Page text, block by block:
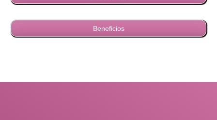
Beneficios